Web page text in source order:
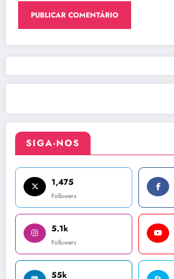
SIGA-NOS
1,475
Followers
5.1k
Followers
55k